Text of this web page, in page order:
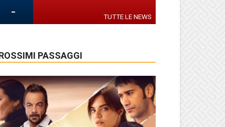
- TUTTE LE NEWS
PASSAGGI